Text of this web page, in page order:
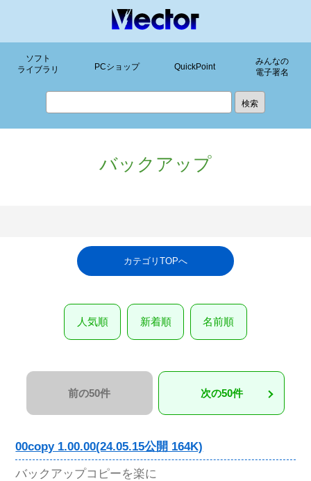
ソフト
ライブラリ
PCショップ QuickPoint
みんなの
電子署名
バックアップ
カテゴリTOPへ
人気順 新着順 名前順
前の50件 次の50件
00copy 1.00.00(24.05.15公開 164K)
バックアップコピーを楽に